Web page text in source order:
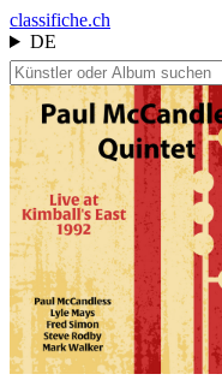
classifiche.ch
DE